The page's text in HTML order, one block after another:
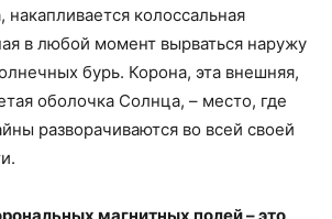
колоссальная
в любой момент вырваться наружу
бурь. Корона, эта внешняя,
оболочка Солнца, – место, где
разворачиваются во всей своей